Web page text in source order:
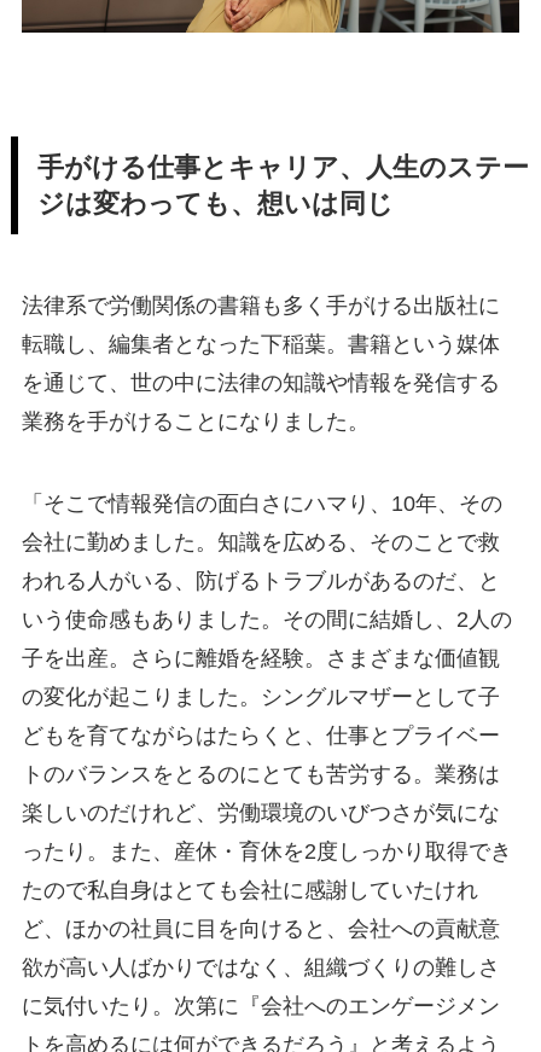
手がける仕事とキャリア、人生のステー
ジは変わっても、想いは同じ
法律系で労働関係の書籍も多く手がける出版社に
転職し、編集者となった下稲葉。書籍という媒体
を通じて、世の中に法律の知識や情報を発信する
業務を手がけることになりました。
「そこで情報発信の面白さにハマり、10年、その
会社に勤めました。知識を広める、そのことで救
われる人がいる、防げるトラブルがあるのだ、と
いう使命感もありました。その間に結婚し、2人の
子を出産。さらに離婚を経験。さまざまな価値観
の変化が起こりました。シングルマザーとして子
どもを育てながらはたらくと、仕事とプライベー
トのバランスをとるのにとても苦労する。業務は
楽しいのだけれど、労働環境のいびつさが気にな
ったり。また、産休・育休を2度しっかり取得でき
たので私自身はとても会社に感謝していたけれ
ど、ほかの社員に目を向けると、会社への貢献意
欲が高い人ばかりではなく、組織づくりの難しさ
に気付いたり。次第に『会社へのエンゲージメン
トを高めるには何ができるだろう』と考えるよう